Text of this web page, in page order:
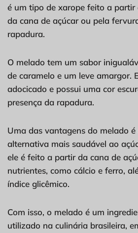
é um tipo de xarope feito a
da cana de açúcar ou pela
rapadura.
O melado tem um sabor
de caramelo e um leve amargor.
adocicado e possui uma cor
presença da rapadura.
Uma das vantagens do melado é
alternativa mais saudável ao
ele é feito a partir da cana de
nutrientes, como cálcio e ferro,
índice glicêmico.
Com isso, o melado é um
utilizado na culinária brasileira,